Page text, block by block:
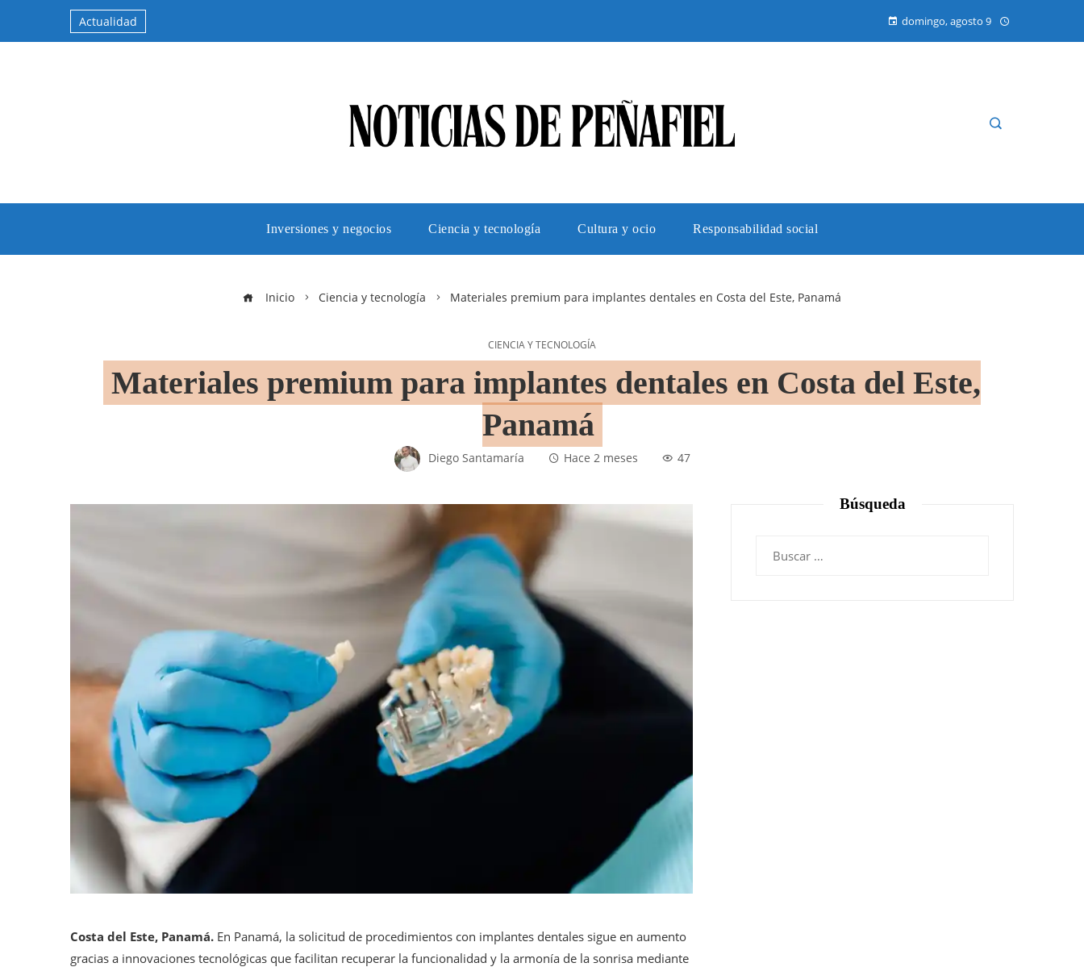
Actualidad domingo, agosto 9
Inversiones y negocios Ciencia y tecnología Cultura y ocio Responsabilidad social
Inicio Ciencia y tecnología Materiales premium para implantes dentales en Costa del Este, Panamá
CIENCIA Y TECNOLOGÍA
Materiales premium para implantes dentales en Costa del Este,
Panamá
Diego Santamaría Hace 2 meses 47
Costa del Este, Panamá. En Panamá, la solicitud de procedimientos con implantes dentales sigue en aumento
gracias a innovaciones tecnológicas que facilitan recuperar la funcionalidad y la armonía de la sonrisa mediante
Búsqueda